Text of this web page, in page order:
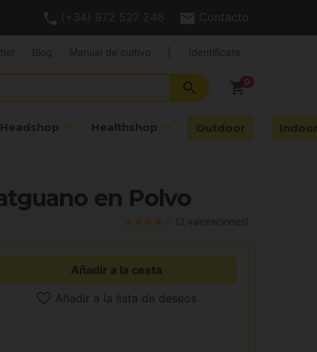
(+34) 972 527 248 Contacto
shopping_cart
search
Headshop Healthshop Outdoor
Blog Manual de cultivo Identifícate
en Polvo
(2 valoraciones)
Añadir a la cesta
Añadir a la lista de deseos